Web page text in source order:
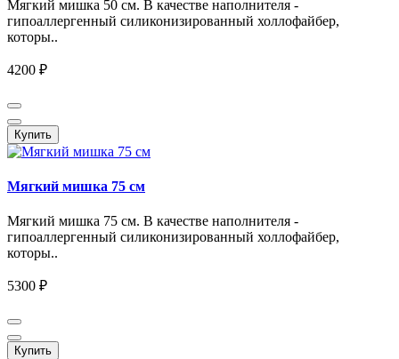
Мягкий мишка 50 см. В качестве наполнителя -
гипоаллергенный силиконизированный холлофайбер,
которы..
4200 ₽
Купить
Мягкий мишка 75 см
Мягкий мишка 75 см. В качестве наполнителя -
гипоаллергенный силиконизированный холлофайбер,
которы..
5300 ₽
Купить